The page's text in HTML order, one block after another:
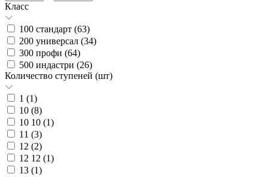
Класс
100 стандарт (63)
200 универсал (34)
300 профи (64)
500 индастри (26)
Количество ступеней (шт)
1 (1)
10 (8)
10 10 (1)
11 (3)
12 (2)
12 12 (1)
13 (1)